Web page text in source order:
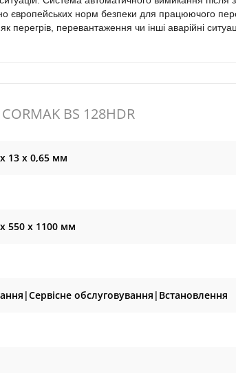
європейських норм безпеки для працюючого
перевантаження чи інші аварійні
BS 128HDR
13 x 0,65 мм
550 x 1100 мм
обслуговування|Встановлення